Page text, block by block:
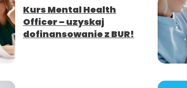
Kurs Mental Health
Officer – uzyskaj
dofinansowanie z BUR!